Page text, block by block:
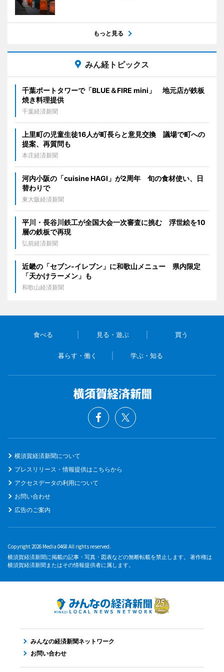
もっと見る
みん経トピックス
千葉ポートタワーで「BLUE＆FIRE mini」 地元店が鉄板
焼き料理提供
千葉経済新聞
上里町の児童生徒16人が町長らと意見交換 議場で町への
提案、再質問も
本庄経済新聞
河内小阪の「cuisine HAGI」が2周年 旬の食材使い、日
替わりで
東大阪経済新聞
平川・長谷川鉄工が全国大会一次審査に挑む 浮世絵を10
層の鉄板で再現
弘前経済新聞
近畿の「セブン-イレブン」に和歌山メニュー 県内限定
「天かけラーメン」も
和歌山経済新聞
食べる 見る・遊ぶ 買う
暮らす・働く 学ぶ・知る
横須賀経済新聞について
プレスリリース・情報提供はこちらから
アクセスデータの利用について
お問い合わせ
広告のご案内
Copyright 2026 Media 0468 All rights reserved.
横須賀経済新聞に掲載の記事・写真・図表などの無断転載を禁止します。 著作権は
横須賀経済新聞またはその情報提供者に属します。
みんなの経済新聞ネットワーク
お問い合わせ